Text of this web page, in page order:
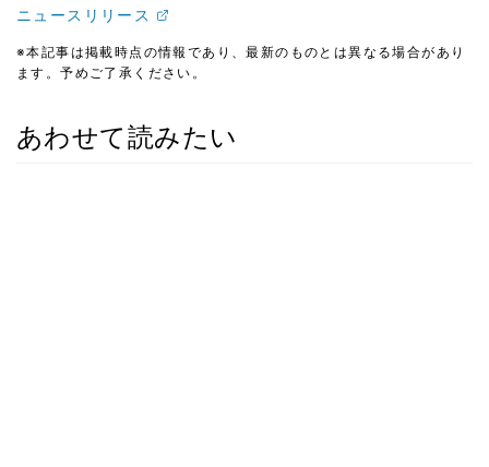
ニュースリリース
※本記事は掲載時点の情報であり、最新のものとは異なる場合があり
ます。予めご了承ください。
あわせて読みたい